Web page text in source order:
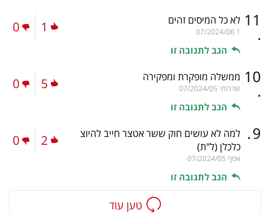
11
.
לא כל המיסים זהים
1
07/2024/06
הגב לתגובה זו
1
0
10
.
ממשלה מופקרת ומפקירה
שדרותי 07/2024/05
הגב לתגובה זו
5
0
9
. למה לא עושים חוק ששר אטצר חייב להיוצ
כלכלן (ל"ת)
אסף 07/2024/05
הגב לתגובה זו
2
0
טען עוד